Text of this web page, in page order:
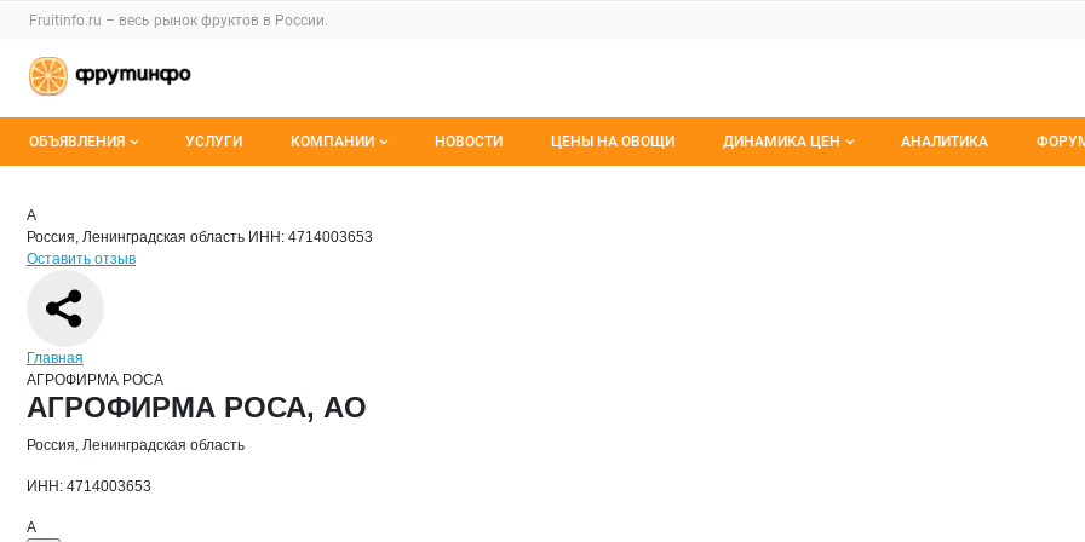
Раздел навигации по сайту fruitinfo.ru
Fruitinfo.ru – весь рынок фруктов в России.
Авторизация и меню пользователя
Навигация по разделам сайта fruitinfo.ru
ОБЪЯВЛЕНИЯ
Мои объявления
УСЛУГИ КОМПАНИИ
О каталоге компаний
НОВОСТИ ЦЕНЫ НА ОВОЩИ ДИНАМИКА ЦЕН АНАЛИТИКА
Страница компании
Страница компании
Краткая информация о компании
А
Россия, Ленинградская область ИНН: 4714003653
Оставить отзыв
Навигация по сайту
Главная
АГРОФИРМА РОСА
Основная информация о компании
АГРОФИРМА РОСА, АО
Россия, Ленинградская область
ИНН: 4714003653
А